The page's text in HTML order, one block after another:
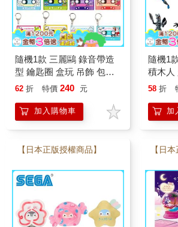
隨機1款 三麗鷗 錄音帶造
型 鑰匙圈 盒玩 吊飾 包包
吊飾 凱蒂貓 美樂蒂 酷洛
62 折 特價 240 元
加入購物車
隨機1
積木人
S 第一
迷你公
58 折
加
【日本正版授權商品】 【日